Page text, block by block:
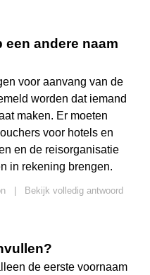
een andere naam
voor aanvang van de
worden dat iemand
maken. Er moeten
voor hotels en
en de reisorganisatie
in rekening brengen.
Bekijk volledig antwoord
de eerste voornaam